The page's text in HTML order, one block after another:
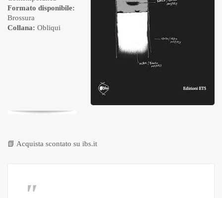
Formato disponibile:
Brossura
Collana: Obliqui
📗 Acquista scontato su ibs.it